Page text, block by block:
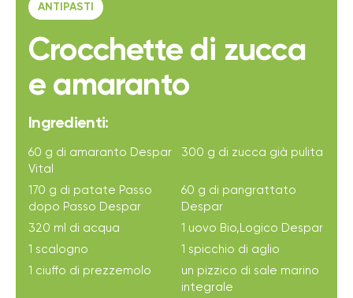
ANTIPASTI
Crocchette di zucca
e amaranto
Ingredienti:
60 g di amaranto Despar
Vital
300 g di zucca già pulita
170 g di patate Passo
dopo Passo Despar
60 g di pangrattato
Despar
320 ml di acqua
1 uovo Bio,Logico Despar
1 scalogno
1 spicchio di aglio
1 ciuffo di prezzemolo
un pizzico di sale marino
integrale